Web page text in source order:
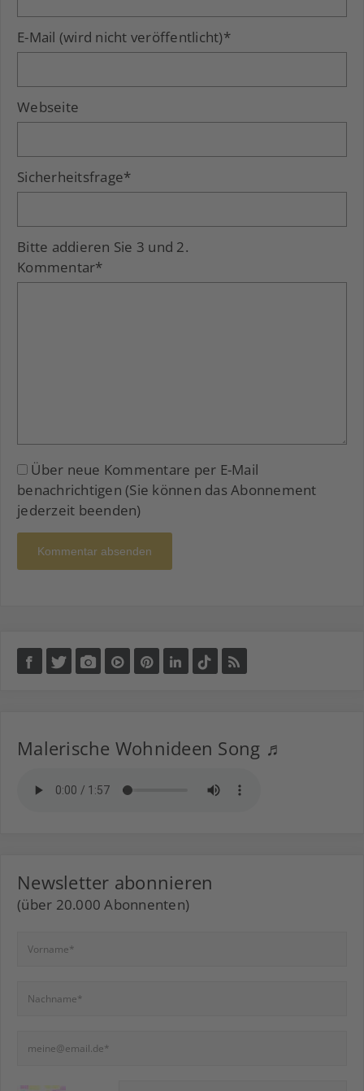
E-Mail (wird nicht veröffentlicht)*
Webseite
Sicherheitsfrage*
Bitte addieren Sie 3 und 2.
Kommentar*
Über neue Kommentare per E-Mail
benachrichtigen (Sie können das Abonnement
jederzeit beenden)
Kommentar absenden
Malerische Wohnideen Song ♬
Newsletter abonnieren
(über 20.000 Abonnenten)